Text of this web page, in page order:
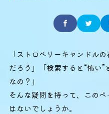
「ストロベリーキャンドル
だろう」「検索すると“怖い
なの？」
そんな疑問を持って、この
はないでしょうか。